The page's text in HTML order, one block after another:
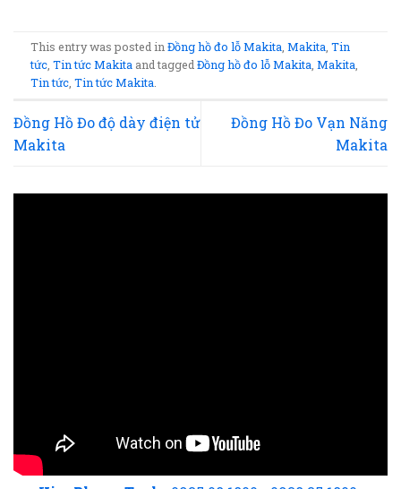
This entry was posted inĐồng hồ đo lỗ Makita ,Makita ,Tin
tức ,Tin tức Makita and taggedĐồng hồ đo lỗ Makita ,Makita
Tin tức ,Tin tức Makita
Đồng Hồ Đo độ dày điện tử
Makita
Đồng Hồ Đo Vạn Năng
Makita